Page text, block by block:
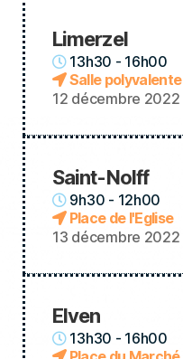
Limerzel
13h30 - 16h00
Salle polyvalente
12 décembre 2022
Saint-Nolff
9h30 - 12h00
Place de l'Eglise
13 décembre 2022
Elven
13h30 - 16h00